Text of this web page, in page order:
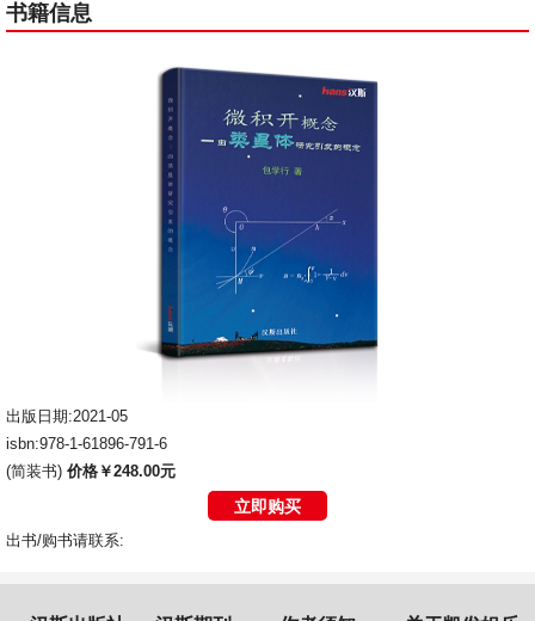
书籍信息
出版日期:2021-05
isbn:978-1-61896-791-6
(简装书) 价格￥248.00元
立即购买
出书/购书请联系: